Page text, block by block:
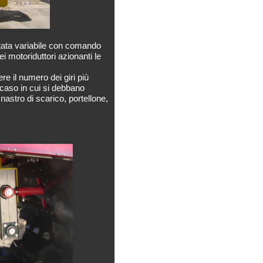
variabile con comando
motoriduttori azionanti le
il numero dei giri più
in cui si debbano
di scarico, portellone,